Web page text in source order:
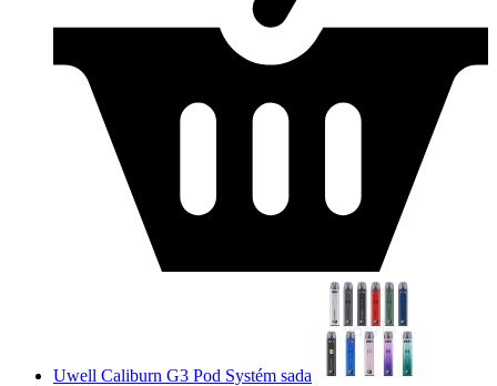
Uwell Caliburn G3 Pod Systém sada